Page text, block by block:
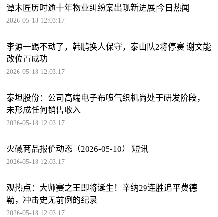
谭木匠历时逾十年物业纠纷案出现新进展|今日热闻
2026-05-18 12:03:17
李源一踢不动了，韩鹏换人保守，泰山队2将停赛 谢文能
改位置成功
2026-05-18 12:03:17
泰坦股份：公司高端电子布喷气织机尚处于研发阶段，
未形成任何销售收入
2026-05-18 12:03:17
火碱商品报价动态（2026-05-10） 短讯
2026-05-18 12:03:17
观热点：大师赛之王即将诞生！辛纳29连胜追平费德
勒，冲击史无前例的纪录
2026-05-18 12:03:17